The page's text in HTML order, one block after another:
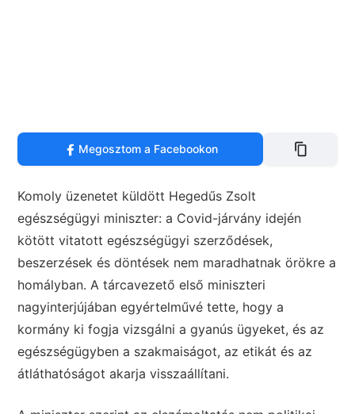
Megosztom a Facebookon
Komoly üzenetet küldött Hegedűs Zsolt
egészségügyi miniszter: a Covid-járvány idején
kötött vitatott egészségügyi szerződések,
beszerzések és döntések nem maradhatnak örökre a
homályban. A tárcavezető első miniszteri
nagyinterjújában egyértelművé tette, hogy a
kormány ki fogja vizsgálni a gyanús ügyeket, és az
egészségügyben a szakmaiságot, az etikát és az
átláthatóságot akarja visszaállítani.